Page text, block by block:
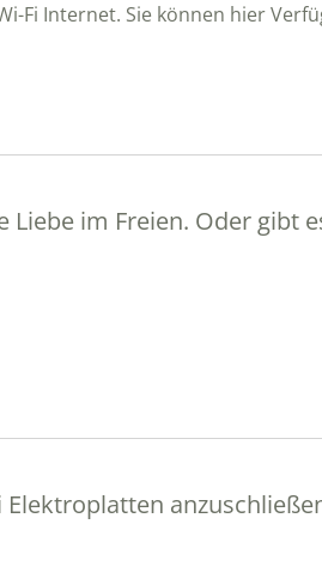
Fi Internet. Sie können hier
im Freien. Oder gibt